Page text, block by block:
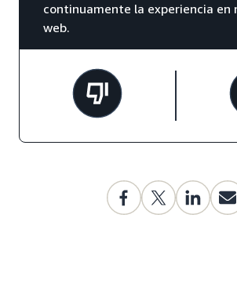
continuamente la experiencia en
web.